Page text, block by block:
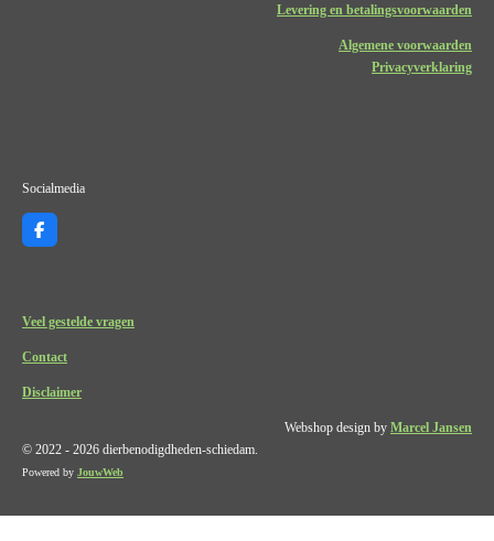
Levering en betalingsvoorwaarden
Algemene voorwaarden
Privacyverklaring
Socialmedia
F
a
o
Veel gestelde vragen
Contact
Disclaimer
Webshop design by Marcel Jansen
© 2022 - 2026 dierbenodigdheden-schiedam.
Powered by JouwWeb